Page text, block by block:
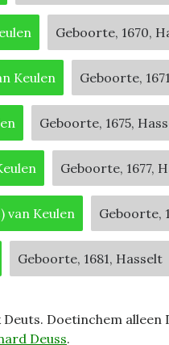
Geboorte, 1670,
Keulen Geboorte,
Geboorte, 1675,
Geboorte, 1677,
van Keulen Geboorte,
Geboorte, 1681, Hasselt
Doetinchem alleen
Deuss.